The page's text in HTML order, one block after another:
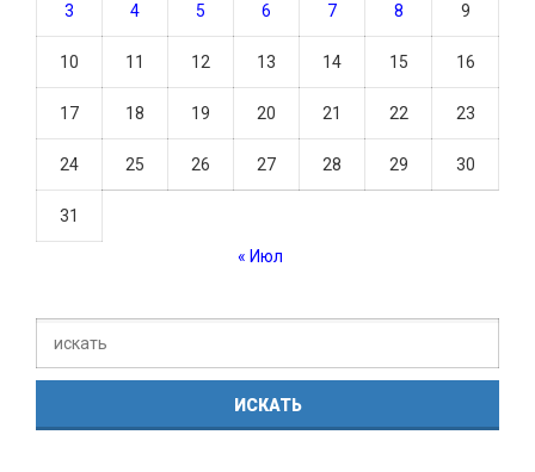
3 4 5 6 7 8 9
10 11 12 13 14 15 16
17 18 19 20 21 22 23
24 25 26 27 28 29 30
31
« Июл